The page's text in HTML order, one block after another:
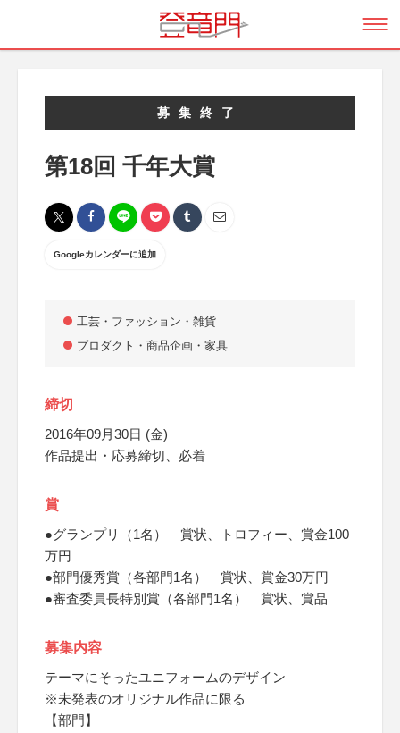
募集終了
第18回 千年大賞
Googleカレンダーに追加
工芸・ファッション・雑貨
プロダクト・商品企画・家具
締切
2016年09月30日 (金)
作品提出・応募締切、必着
賞
●グランプリ（1名） 賞状、トロフィー、賞金100
万円
●部門優秀賞（各部門1名） 賞状、賞金30万円
●審査委員長特別賞（各部門1名） 賞状、賞品
募集内容
テーマにそったユニフォームのデザイン
※未発表のオリジナル作品に限る
【部門】